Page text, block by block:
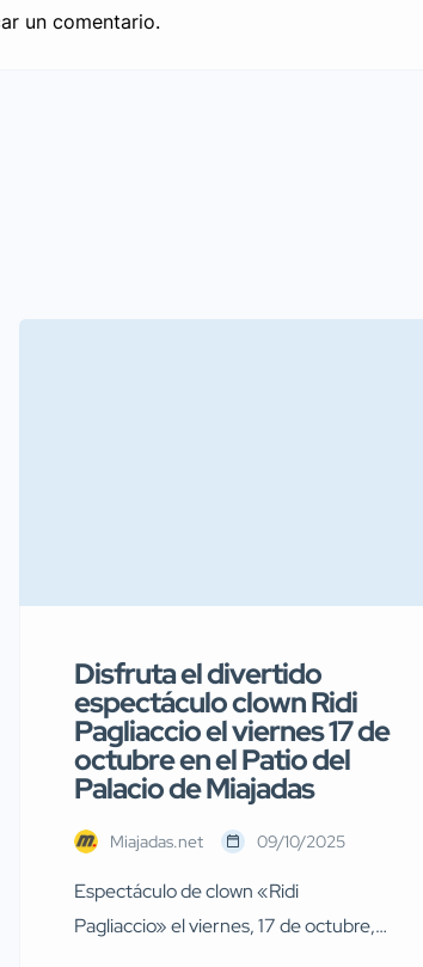
un comentario.
Disfruta el divertido
espectáculo clown Ridi
Pagliaccio el viernes 17 de
octubre en el Patio del
Palacio de Miajadas
Miajadas.net 09/10/2025
Espectáculo de clown «Ridi
Pagliaccio» el viernes, 17 de octubre,